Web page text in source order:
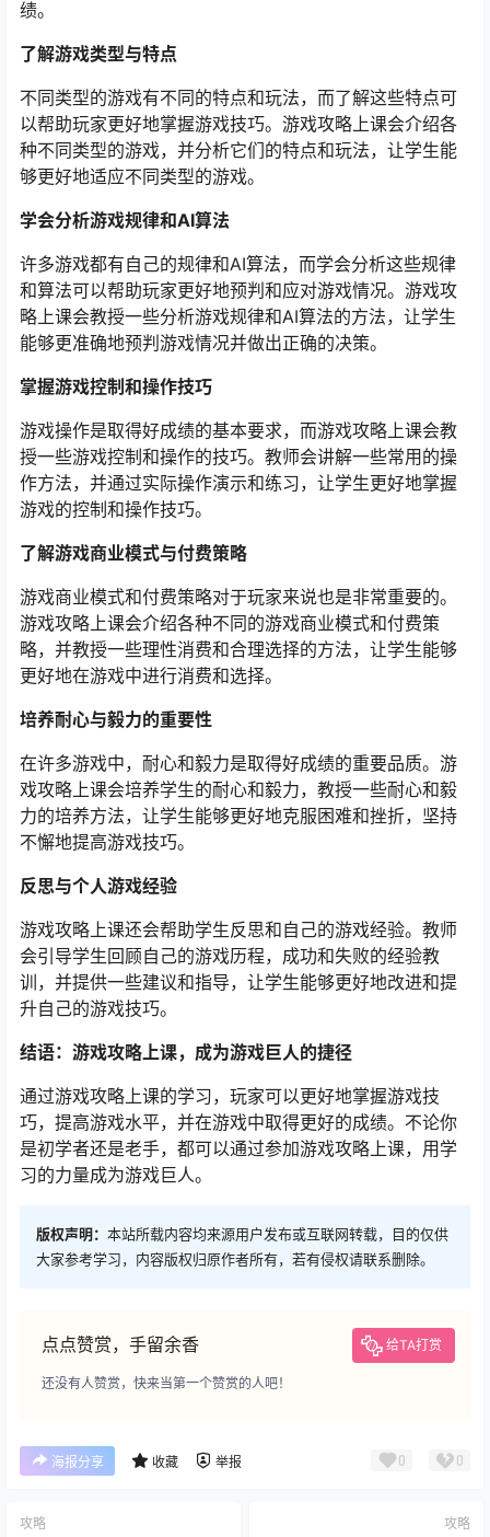
绩。
了解游戏类型与特点
不同类型的游戏有不同的特点和玩法，而了解这些特点可
以帮助玩家更好地掌握游戏技巧。游戏攻略上课会介绍各
种不同类型的游戏，并分析它们的特点和玩法，让学生能
够更好地适应不同类型的游戏。
学会分析游戏规律和AI算法
许多游戏都有自己的规律和AI算法，而学会分析这些规律
和算法可以帮助玩家更好地预判和应对游戏情况。游戏攻
略上课会教授一些分析游戏规律和AI算法的方法，让学生
能够更准确地预判游戏情况并做出正确的决策。
掌握游戏控制和操作技巧
游戏操作是取得好成绩的基本要求，而游戏攻略上课会教
授一些游戏控制和操作的技巧。教师会讲解一些常用的操
作方法，并通过实际操作演示和练习，让学生更好地掌握
游戏的控制和操作技巧。
了解游戏商业模式与付费策略
游戏商业模式和付费策略对于玩家来说也是非常重要的。
游戏攻略上课会介绍各种不同的游戏商业模式和付费策
略，并教授一些理性消费和合理选择的方法，让学生能够
更好地在游戏中进行消费和选择。
培养耐心与毅力的重要性
在许多游戏中，耐心和毅力是取得好成绩的重要品质。游
戏攻略上课会培养学生的耐心和毅力，教授一些耐心和毅
力的培养方法，让学生能够更好地克服困难和挫折，坚持
不懈地提高游戏技巧。
反思与个人游戏经验
游戏攻略上课还会帮助学生反思和自己的游戏经验。教师
会引导学生回顾自己的游戏历程，成功和失败的经验教
训，并提供一些建议和指导，让学生能够更好地改进和提
升自己的游戏技巧。
结语：游戏攻略上课，成为游戏巨人的捷径
通过游戏攻略上课的学习，玩家可以更好地掌握游戏技
巧，提高游戏水平，并在游戏中取得更好的成绩。不论你
是初学者还是老手，都可以通过参加游戏攻略上课，用学
习的力量成为游戏巨人。
版权声明： 本站所载内容均来源用户发布或互联网转载，目的仅供
大家参考学习，内容版权归原作者所有，若有侵权请联系删除。
点点赞赏，手留余香 给TA打赏
还没有人赞赏，快来当第一个赞赏的人吧！
海报分享 收藏 举报 0 0
攻略 攻略